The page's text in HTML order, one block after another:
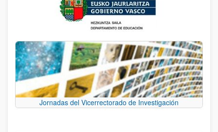
Jornadas del Vicerrectorado de Investigación